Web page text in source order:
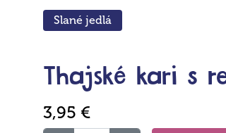
Slané jedlá
Thajské kari s
3,95 €